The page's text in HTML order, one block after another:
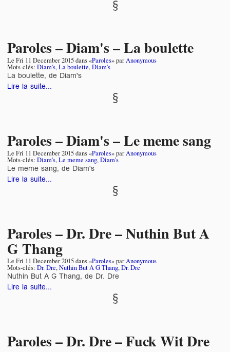
Paroles – Diam's – La boulette
Le Fri 11 December 2015dans «Paroles» parAnonymous
Mots-clés: Diam's,La boulette,Diam's
La boulette, de Diam's
Lire la suite...
Paroles – Diam's – Le meme sang
Le Fri 11 December 2015dans «Paroles» parAnonymous
Mots-clés: Diam's,Le meme sang,Diam's
Le meme sang, de Diam's
Lire la suite...
Paroles – Dr. Dre – Nuthin But A
G Thang
Le Fri 11 December 2015dans «Paroles» parAnonymous
Mots-clés: Dr. Dre,Nuthin But A G Thang,Dr. Dre
Nuthin But A G Thang, de Dr. Dre
Lire la suite...
Paroles – Dr. Dre – Fuck Wit Dre